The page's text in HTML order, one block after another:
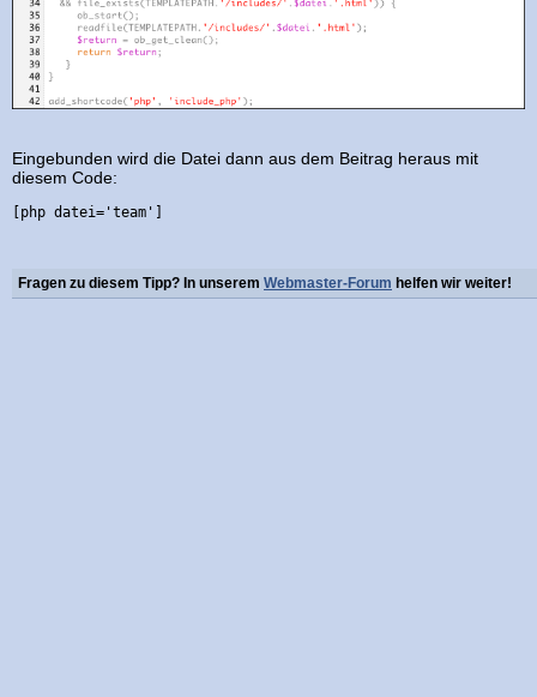
Eingebunden wird die Datei dann aus dem Beitrag heraus mit
diesem Code:
[php datei='team']
Fragen zu diesem Tipp? In unserem Webmaster-Forum helfen wir weiter!